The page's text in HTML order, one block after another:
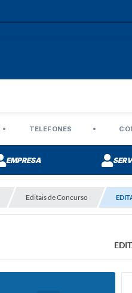
TELEFONES
EMPRESA
Editais de Concurso